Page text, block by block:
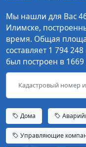
Мы нашли для Вас
Илимске,
время. Общая
составляет 1 794
был построен в 1669
Дома
Управляющие